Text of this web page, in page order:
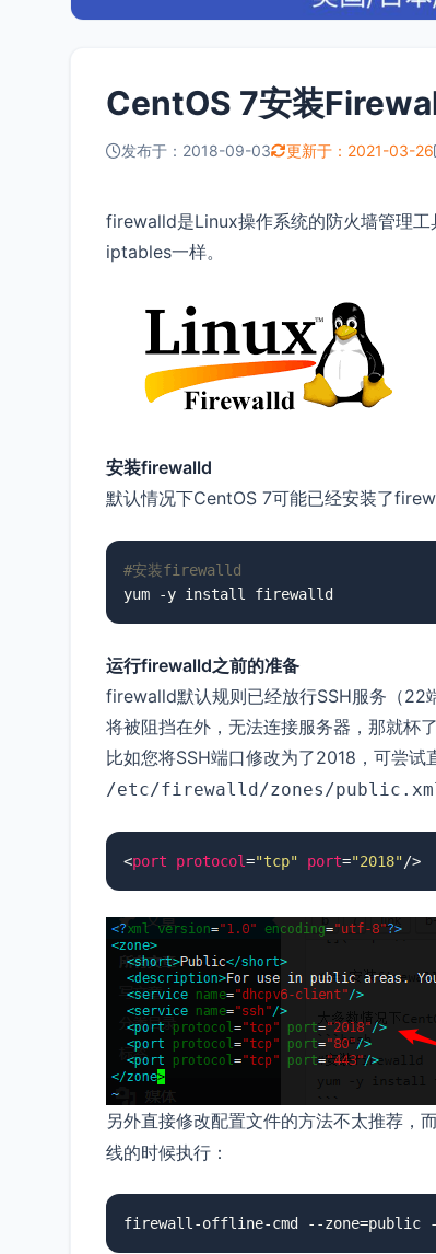
CentOS 7安装
发布于：2018-09-03 更新于：2021-03-26
firewalld是Linux操作系统的防火墙管理
iptables一样。
安装firewalld
默认情况下CentOS 7可能已经安装了
#安装firewalld
yum -y install firewalld
运行firewalld之前的准备
firewalld默认规则已经放行SSH服务（22
将被阻挡在外，无法连接服务器，那就杯了
比如您将SSH端口修改为了2018，可尝
/etc/firewalld/zones/
<port protocol="tcp" port="2018"/>
另外直接修改配置文件的方法不太推荐，
线的时候执行：
firewall-offline-cmd --zone=public